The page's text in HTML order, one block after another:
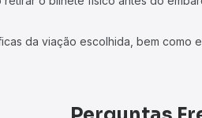
da viação escolhida, bem como